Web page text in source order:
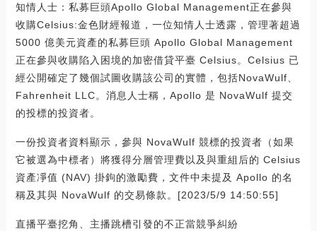
知情人士：私募巨頭Apollo Global Management正在參與
收購Celsius:金色財經報道，一位知情人士透露，管理著超過
5000 億美元資產的私募巨頭 Apollo Global Management
正在參與收購陷入困境的加密借貸平臺 Celsius。Celsius 已
經公開確定了幾個試圖收購該公司的實體，包括NovaWulf、
Fahrenheit LLC。消息人士稱，Apollo 是 NovaWulf 提交
的投標的投資者。
一份投資者資料顯示，參與 NovaWulf 競標的投資者（如果
它被選為中標者）將獲得分層管理費以及與重組后的 Celsius
資產凈值 (NAV) 掛鉤的激勵費，文件中未提及 Apollo 的名
稱及其與 NovaWulf 的交易條款。[2023/5/9 14:50:55]
直播平臺挖角、主播跳槽引發的不正當競爭糾紛